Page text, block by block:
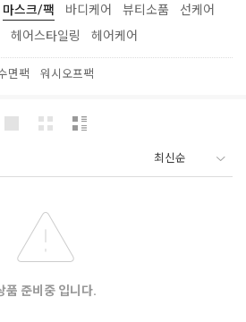
마스크/팩 바디케어 뷰티소품
선케어
헤어스타일링 헤어케어
면팩 워시오프팩
품 준비중 입니다.